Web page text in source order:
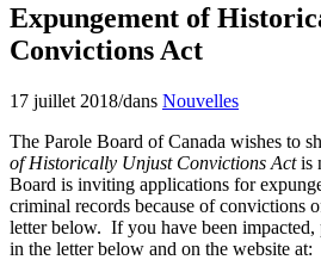
Expungement of
Convictions Act
17 juillet 2018/dans Nouvelles
The Parole Board of Canada wishes to
of Historically Unjust Convictions Actis
Board is inviting applications for
criminal records because of convictions
letter below. If you have been impacted,
in the letter below and on the website at: